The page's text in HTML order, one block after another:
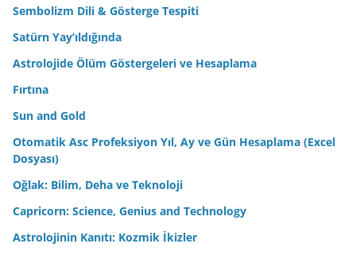
Sembolizm Dili & Gösterge Tespiti
Satürn Yay’ıldığında
Astrolojide Ölüm Göstergeleri ve Hesaplama
Fırtına
Sun and Gold
Otomatik Asc Profeksiyon Yıl, Ay ve Gün Hesaplama (Excel
Dosyası)
Oğlak: Bilim, Deha ve Teknoloji
Capricorn: Science, Genius and Technology
Astrolojinin Kanıtı: Kozmik İkizler